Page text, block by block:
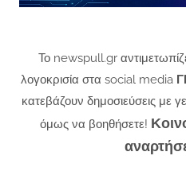
Το newspull.gr
λογοκρισία στα social media
κατεβάζουν δημοσιεύσεις με
όμως να βοηθήσετε!